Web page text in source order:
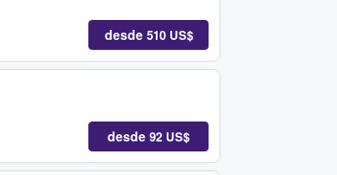
desde 510 US$
desde 92 US$